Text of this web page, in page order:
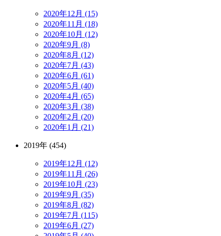
2020年12月 (15)
2020年11月 (18)
2020年10月 (12)
2020年9月 (8)
2020年8月 (12)
2020年7月 (43)
2020年6月 (61)
2020年5月 (40)
2020年4月 (65)
2020年3月 (38)
2020年2月 (20)
2020年1月 (21)
2019年 (454)
2019年12月 (12)
2019年11月 (26)
2019年10月 (23)
2019年9月 (35)
2019年8月 (82)
2019年7月 (115)
2019年6月 (27)